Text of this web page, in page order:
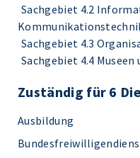
Sachgebiet 4.2
Sachgebiet 4.3
Sachgebiet 4.4 Museen
Zuständig für 6
Ausbildung